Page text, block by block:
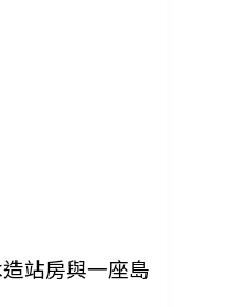
站房與一座島